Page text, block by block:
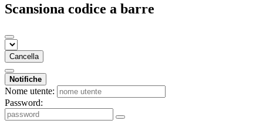
Scansiona codice a barre
Cancella
Notifiche
Nome utente:
Password: